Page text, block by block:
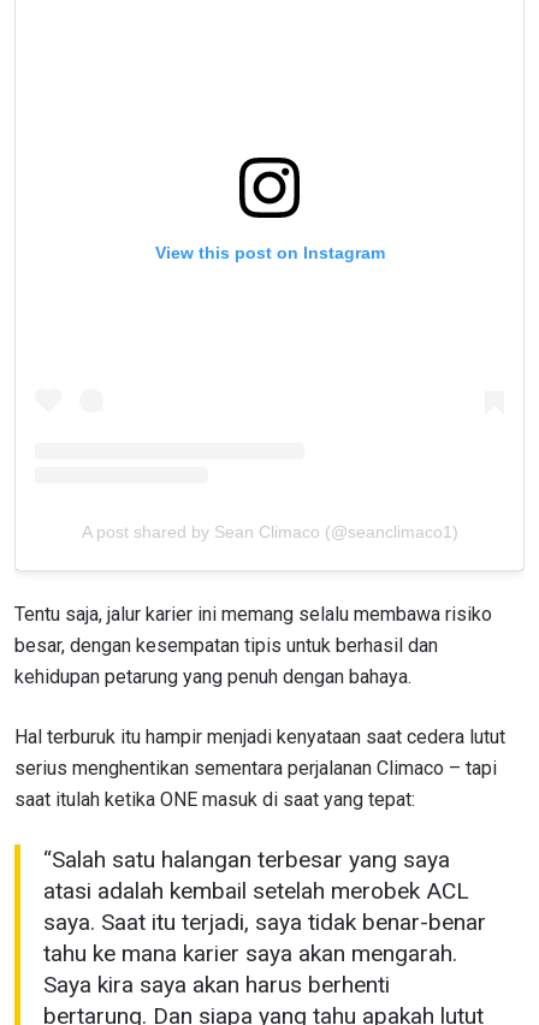
View this post on Instagram
A post shared by Sean Climaco (@seanclimaco1)
Tentu saja, jalur karier ini memang selalu membawa risiko
besar, dengan kesempatan tipis untuk berhasil dan
kehidupan petarung yang penuh dengan bahaya.
Hal terburuk itu hampir menjadi kenyataan saat cedera lutut
serius menghentikan sementara perjalanan Climaco – tapi
saat itulah ketika ONE masuk di saat yang tepat:
“Salah satu halangan terbesar yang saya
atasi adalah kembail setelah merobek ACL
saya. Saat itu terjadi, saya tidak benar-benar
tahu ke mana karier saya akan mengarah.
Saya kira saya akan harus berhenti
bertarung. Dan siapa yang tahu apakah lutut
LAWAN
GELARAN
IKUTI PERKEMBANGAN TERBARU
Daftar sekarang untuk mendapat akses ke berita
terbaru, tawaran spesial, dan akses awal untuk kursi
terbaik di gelaran langsung kami.
EMAIL
NAMA